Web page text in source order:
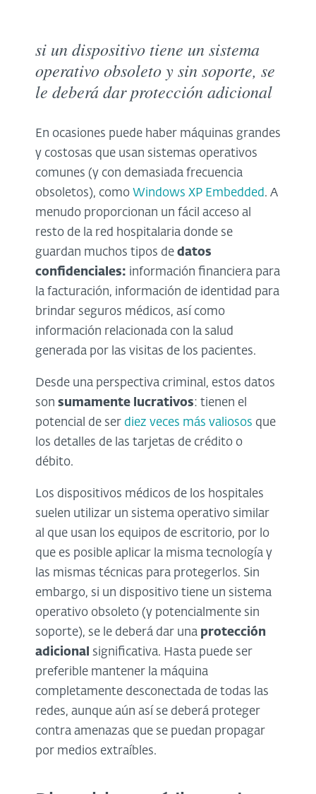
si un dispositivo tiene un sistema
operativo obsoleto y sin soporte, se
le deberá dar protección adicional
En ocasiones puede haber máquinas grandes
y costosas que usan sistemas operativos
comunes (y con demasiada frecuencia
obsoletos), como Windows XP Embedded. A
menudo proporcionan un fácil acceso al
resto de la red hospitalaria donde se
guardan muchos tipos de datos
confidenciales: información financiera para
la facturación, información de identidad para
brindar seguros médicos, así como
información relacionada con la salud
generada por las visitas de los pacientes.
Desde una perspectiva criminal, estos datos
son sumamente lucrativos: tienen el
potencial de ser diez veces más valiosos que
los detalles de las tarjetas de crédito o
débito.
Los dispositivos médicos de los hospitales
suelen utilizar un sistema operativo similar
al que usan los equipos de escritorio, por lo
que es posible aplicar la misma tecnología y
las mismas técnicas para protegerlos. Sin
embargo, si un dispositivo tiene un sistema
operativo obsoleto (y potencialmente sin
soporte), se le deberá dar una protección
adicional significativa. Hasta puede ser
preferible mantener la máquina
completamente desconectada de todas las
redes, aunque aún así se deberá proteger
contra amenazas que se puedan propagar
por medios extraíbles.